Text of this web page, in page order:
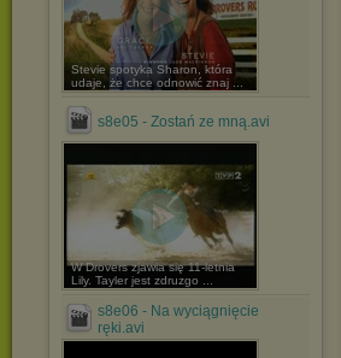
Stevie spotyka Sharon, która
udaje, że chce odnowić znaj ...
s8e05 - Zostań ze mną.avi
W Drovers zjawia się 11-letnia
Lily. Tayler jest zdruzgo ...
s8e06 - Na wyciągnięcie
ręki.avi